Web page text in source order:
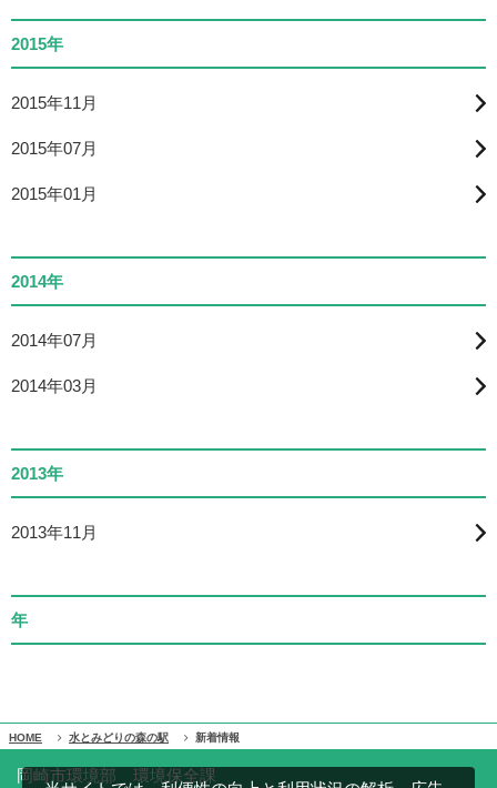
2015年
2015年11月
2015年07月
2015年01月
2014年
2014年07月
2014年03月
2013年
2013年11月
年
HOME 水とみどりの森の駅 新着情報
岡崎市環境部 環境保全課